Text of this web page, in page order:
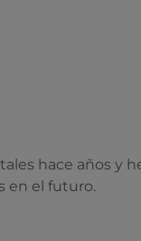
hace años y
en el futuro.